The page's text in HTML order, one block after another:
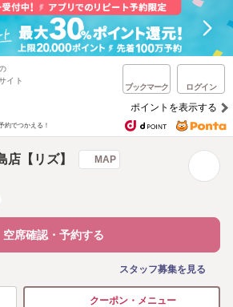
イト
ブックマーク ログイン
ポイントを表示する
約でつかえる！
【リズ】 MAP
空席確認・予約する
スタッフ募集を見る
クーポン・メニュー